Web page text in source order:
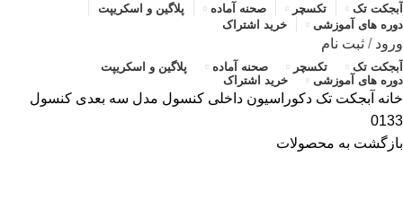
آبجکت تک تکسچر صحنه آماده
پلاگین و اسکریپت
دوره های آموزشی
خرید اشتراک
ورود / ثبت نام
آبجکت تک تکسچر صحنه آماده
پلاگین و اسکریپت
دوره های آموزشی
خرید اشتراک
خانه آبجکت تک دکوراسیون داخلی کنسول مدل سه بعدی کنسول
0133
بازگشت به محصولات